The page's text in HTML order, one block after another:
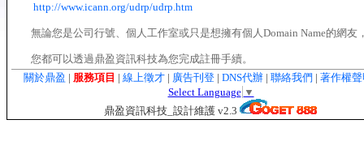
http://www.icann.org/udrp/udrp.htm
無論您是公司行號、個人工作室或只是想擁有個人Domain Name的網友
您都可以透過鼎盈資訊科技為您完成註冊手續。
關於鼎盈 | 服務項目 | 線上徵才 | 廣告刊登 | DNS代辦 | 聯絡我們 | 著作
Select Language ▼
鼎盈資訊科技_設計維護 v2.3